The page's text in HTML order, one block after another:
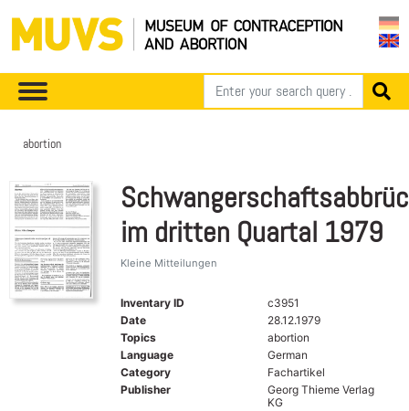
abortion
im dritten Quartal 1979
Kleine Mitteilungen
Inventary ID
c3951
Date
28.12.1979
Topics
abortion
Language
German
Category
Fachartikel
Publisher
Georg Thieme Verlag
KG